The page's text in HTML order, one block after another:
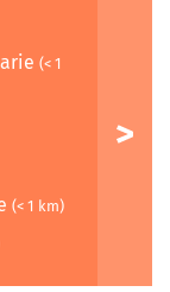
(< 1
(< 1 km)